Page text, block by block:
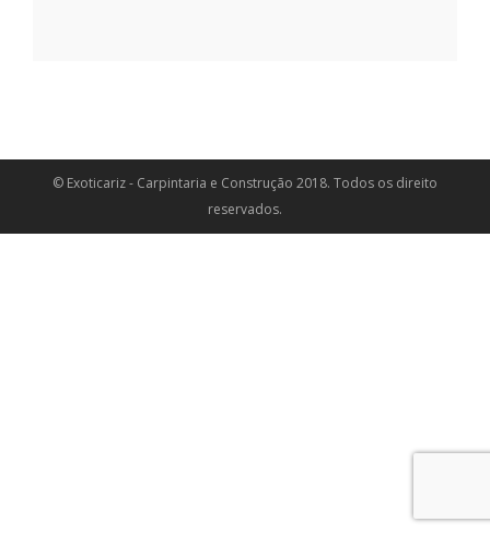
© Exoticariz - Carpintaria e Construção 2018. Todos os direito
reservados.